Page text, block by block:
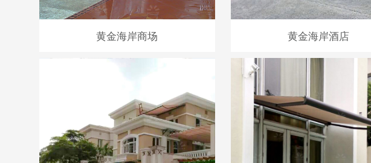
黄金海岸商场 黄金海岸酒店